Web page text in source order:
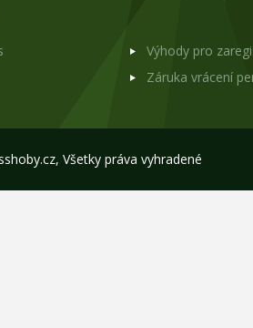
Výhody pro
Záruka vrácení
Všetky práva vyhradené